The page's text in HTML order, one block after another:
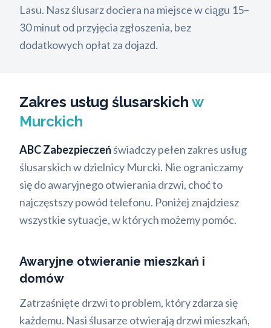
Lasu. Nasz ślusarz dociera na miejsce w ciągu 15–
30 minut od przyjęcia zgłoszenia, bez
dodatkowych opłat za dojazd.
Zakres usług ślusarskich w
Murckich
ABC Zabezpieczeńświadczy pełen zakres usług
ślusarskich w dzielnicy Murcki. Nie ograniczamy
się do awaryjnego otwierania drzwi, choć to
najczęstszy powód telefonu. Poniżej znajdziesz
wszystkie sytuacje, w których możemy pomóc.
Awaryjne otwieranie mieszkań i
domów
Zatrzaśnięte drzwi to problem, który zdarza się
każdemu. Nasi ślusarze otwierają drzwi mieszkań,